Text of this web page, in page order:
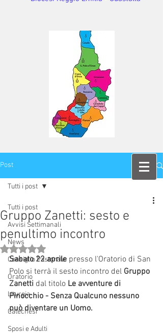
Post
Tutti i post
Avvisi Settimanali
News
Consiglio Pastorale
Oratorio
Liturgia
Catechesi
Sposi e Adulti
Tutti i post
Gruppo Zanetti: sesto e
penultimo incontro
Valutazione NaN stelle su 5.
Sabato 22 aprile presso l'Oratorio di San
Polo si terrà il sesto incontro del Gruppo
Zanetti dal titolo Le avventure di
Pinocchio - Senza Qualcuno nessuno
può diventare un Uomo.